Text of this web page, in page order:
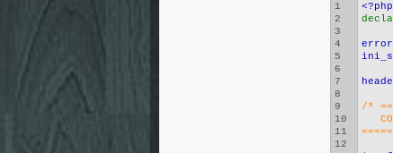
1
2
3
4
5
6
7
8
9
10
11
12
<?php
/*